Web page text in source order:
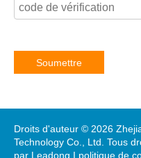
Soumettre
Droits d'auteur © 2026
Technology Co., Ltd. Tous
par Leadong I politique de